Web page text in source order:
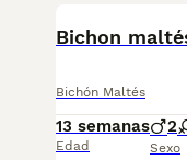
Bichon
Bichón Maltés
13 semanas
Edad
2
Sexo